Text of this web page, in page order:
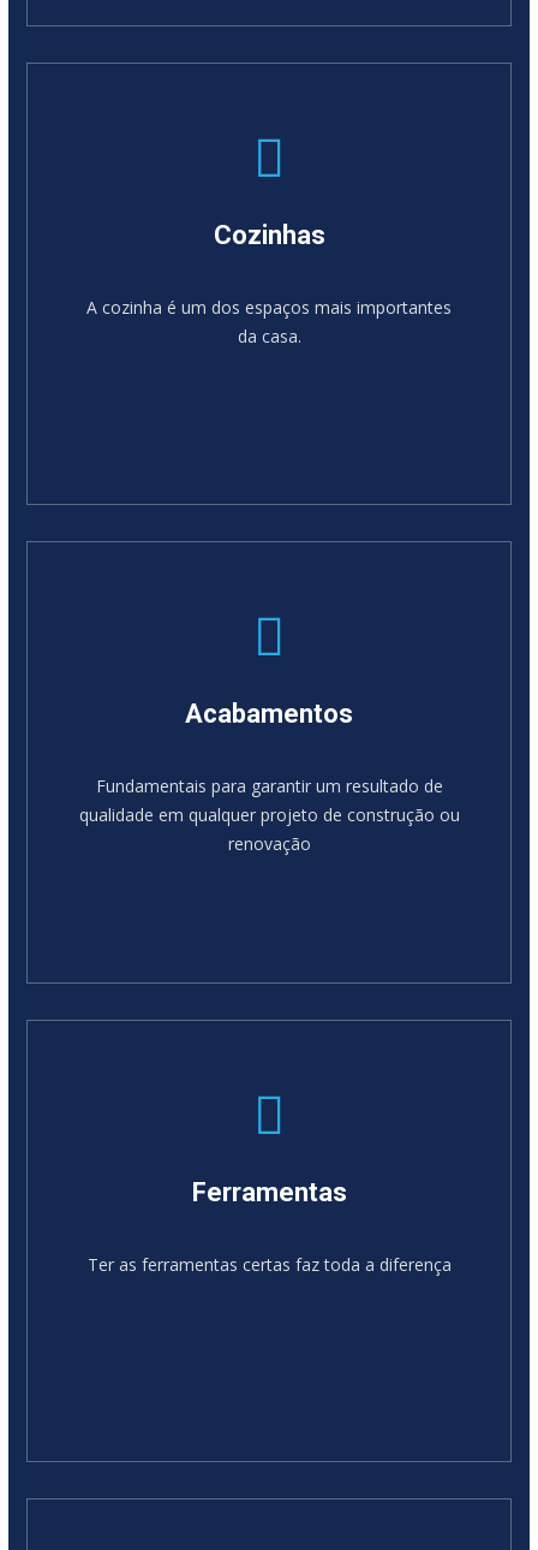
Cozinhas
A cozinha é um dos espaços mais importantes
da casa.
Acabamentos
Fundamentais para garantir um resultado de
qualidade em qualquer projeto de construção ou
renovação
Ferramentas
Ter as ferramentas certas faz toda a diferença
SABER MAIS